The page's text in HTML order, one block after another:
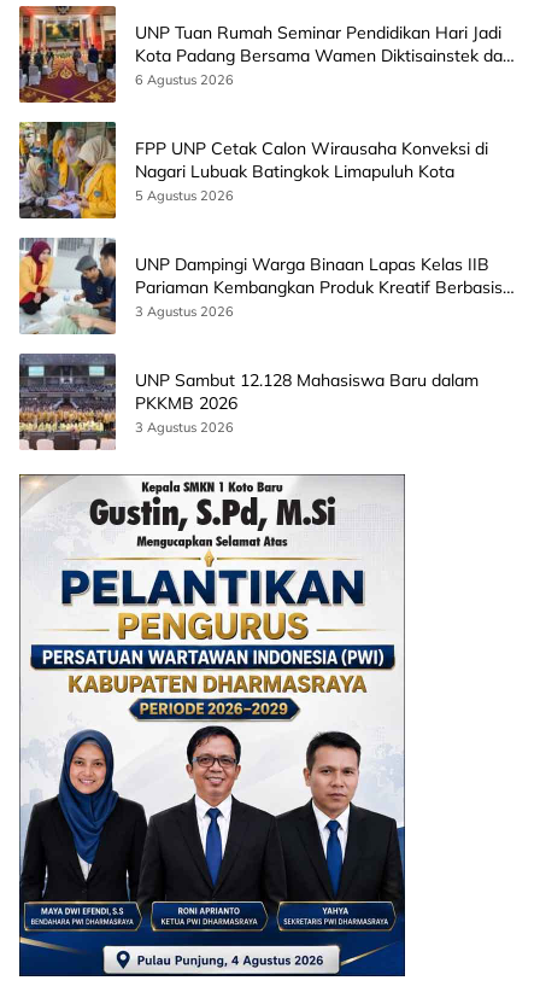
UNP Tuan Rumah Seminar Pendidikan Hari Jadi
Kota Padang Bersama Wamen Diktisainstek dan
CEO EMGS Malaysia
6 Agustus 2026
FPP UNP Cetak Calon Wirausaha Konveksi di
Nagari Lubuak Batingkok Limapuluh Kota
5 Agustus 2026
UNP Dampingi Warga Binaan Lapas Kelas IIB
Pariaman Kembangkan Produk Kreatif Berbasis
AI
3 Agustus 2026
UNP Sambut 12.128 Mahasiswa Baru dalam
PKKMB 2026
3 Agustus 2026